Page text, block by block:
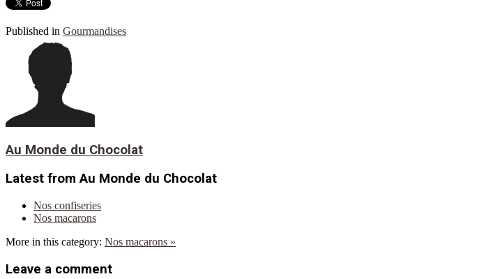
Published in Gourmandises
Au Monde du Chocolat
Latest from Au Monde du Chocolat
Nos confiseries
Nos macarons
More in this category: Nos macarons »
Leave a comment